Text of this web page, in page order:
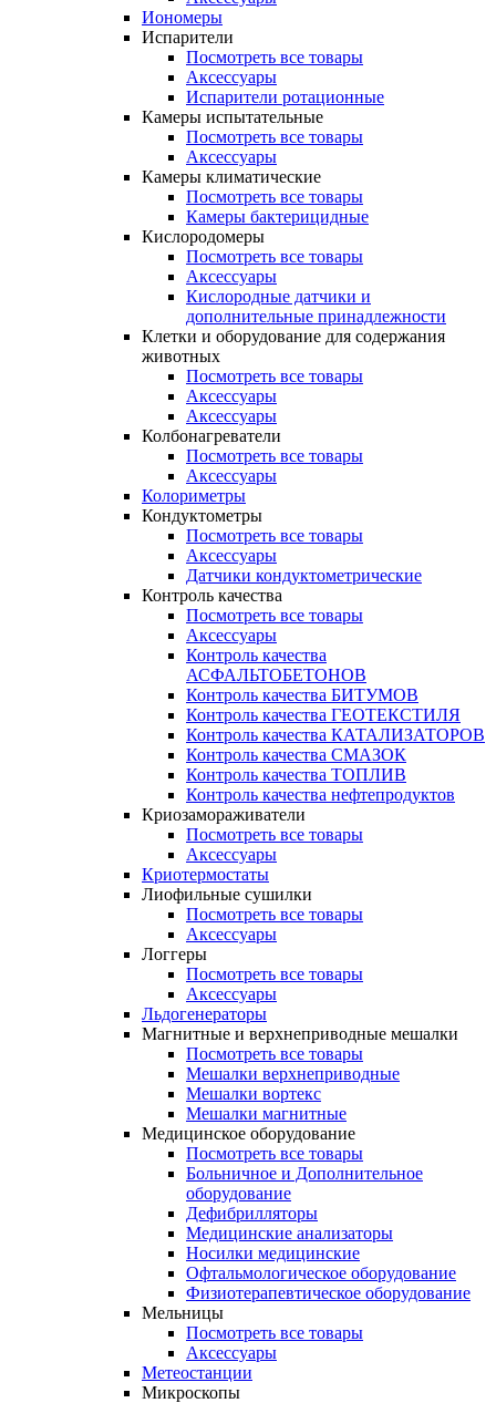
Иономеры
Испарители
Посмотреть все товары
Аксессуары
Испарители ротационные
Камеры испытательные
Посмотреть все товары
Аксессуары
Камеры климатические
Посмотреть все товары
Камеры бактерицидные
Кислородомеры
Посмотреть все товары
Аксессуары
Кислородные датчики и
дополнительные принадлежности
Клетки и оборудование для содержания
животных
Посмотреть все товары
Аксессуары
Аксессуары
Колбонагреватели
Посмотреть все товары
Аксессуары
Колориметры
Кондуктометры
Посмотреть все товары
Аксессуары
Датчики кондуктометрические
Контроль качества
Посмотреть все товары
Аксессуары
Контроль качества
АСФАЛЬТОБЕТОНОВ
Контроль качества БИТУМОВ
Контроль качества ГЕОТЕКСТИЛЯ
Контроль качества КАТАЛИЗАТОРОВ
Контроль качества СМАЗОК
Контроль качества ТОПЛИВ
Контроль качества нефтепродуктов
Криозамораживатели
Посмотреть все товары
Аксессуары
Криотермостаты
Лиофильные сушилки
Посмотреть все товары
Аксессуары
Логгеры
Посмотреть все товары
Аксессуары
Льдогенераторы
Магнитные и верхнеприводные мешалки
Посмотреть все товары
Мешалки верхнеприводные
Мешалки вортекс
Мешалки магнитные
Медицинское оборудование
Посмотреть все товары
Больничное и Дополнительное
оборудование
Дефибрилляторы
Медицинские анализаторы
Носилки медицинские
Офтальмологическое оборудование
Физиотерапевтическое оборудование
Мельницы
Посмотреть все товары
Аксессуары
Метеостанции
Микроскопы